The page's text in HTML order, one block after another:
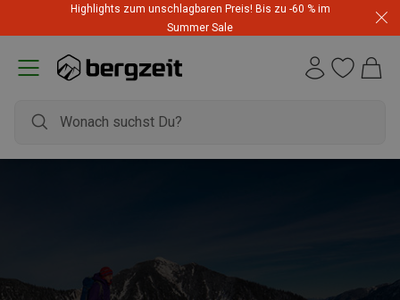
Highlights zum unschlagbaren Preis! Bis zu -60 % im
Summer Sale